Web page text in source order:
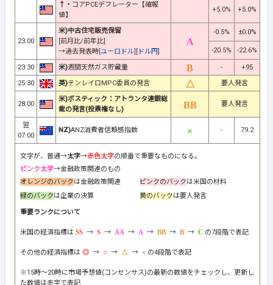
↑・ コアPCEデフレーター【確報
値】
+5.0% +5.0%
23:00
米)中古住宅販売保留
[前月比/前年比]
→過去発表時[ ユーロドル ドル円
-0.5% ±0.0%
-20.5% -22.6%
23:30 米)週間天然ガス貯蔵量 -
+95
25:30
英)テンレイロMPC委員の発言 要人発言
28:00
米)ボスティック：アトランタ連銀総
裁の発言(投票権なし)
要人発言
翌
07:00
NZ)ANZ消費者信頼感指数 - 79.2
文字が、普通→太字→赤色太字の順番で重要なものになる。
ピンク太字→金融政策関連のもの
オレンジのバックは金融政策関連 ピンクのバックは米国の材料
緑のバックは企業の決算 黄のバックは要人発言
重要ランクについて
米国の経済指標は → → → → → → の7段階で表記
その他の経済指標は → → → の4段階で表記
※15時～20時に市場予想値(コンセンサス)の最新の数値をチェックし、更新し
た数値は赤字で表記